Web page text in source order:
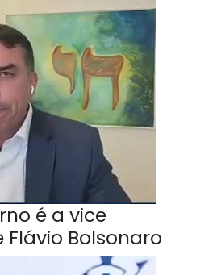
é a vice
Bolsonaro